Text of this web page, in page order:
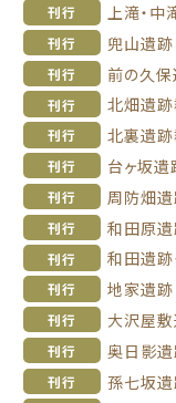
刊行 上滝・中
刊行 兜山遺跡
刊行 前の久保
刊行 北畑遺跡
刊行 北裏遺跡
刊行 台ヶ坂遺
刊行 周防畑遺
刊行 和田原遺
刊行 和田遺跡
刊行 地家遺跡
刊行 大沢屋敷
刊行 奥日影遺
刊行 孫七坂遺